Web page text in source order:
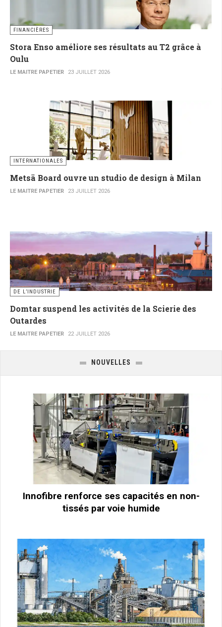
FINANCIÈRES
Stora Enso améliore ses résultats au T2 grâce à
Oulu
LE MAITRE PAPETIER 23 JUILLET 2026
INTERNATIONALES
Metsä Board ouvre un studio de design à Milan
LE MAITRE PAPETIER 23 JUILLET 2026
DE L’INDUSTRIE
Domtar suspend les activités de la Scierie des
Outardes
LE MAITRE PAPETIER 22 JUILLET 2026
NOUVELLES
Innofibre renforce ses capacités en non-
tissés par voie humide